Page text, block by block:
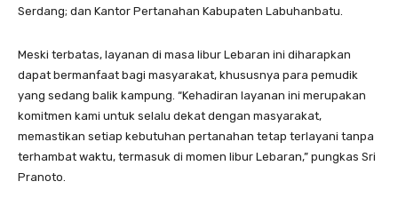
Serdang; dan Kantor Pertanahan Kabupaten Labuhanbatu.
Meski terbatas, layanan di masa libur Lebaran ini diharapkan
dapat bermanfaat bagi masyarakat, khususnya para pemudik
yang sedang balik kampung. “Kehadiran layanan ini merupakan
komitmen kami untuk selalu dekat dengan masyarakat,
memastikan setiap kebutuhan pertanahan tetap terlayani tanpa
terhambat waktu, termasuk di momen libur Lebaran,” pungkas Sri
Pranoto.